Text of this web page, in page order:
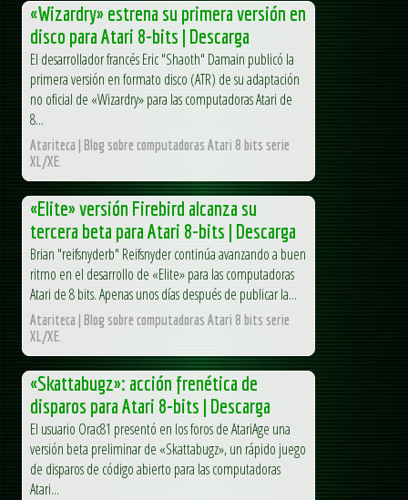
«Wizardry» estrena su primera versión en
disco para Atari 8-bits | Descarga
El desarrollador francés Eric "Shaoth" Damain publicó la
primera versión en formato disco (ATR) de su adaptación
no oficial de «Wizardry» para las computadoras Atari de
8...
Atariteca | Blog sobre computadoras Atari 8 bits serie
XL/XE.
«Elite» versión Firebird alcanza su
tercera beta para Atari 8-bits | Descarga
Brian "reifsnyderb" Reifsnyder continúa avanzando a buen
ritmo en el desarrollo de «Elite» para las computadoras
Atari de 8 bits. Apenas unos días después de publicar la...
Atariteca | Blog sobre computadoras Atari 8 bits serie
XL/XE.
«Skattabugz»: acción frenética de
disparos para Atari 8-bits | Descarga
El usuario Orac81 presentó en los foros de AtariAge una
versión beta preliminar de «Skattabugz», un rápido juego
de disparos de código abierto para las computadoras
Atari...